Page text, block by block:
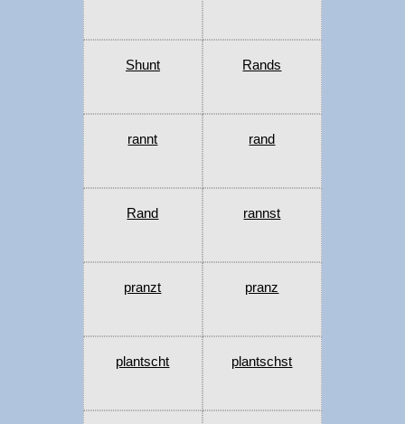
Shunt Rands
rannt rand
Rand rannst
pranzt pranz
plantscht plantschst